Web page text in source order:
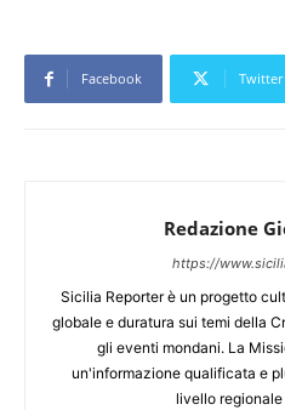
Facebook Twitter
Redazione
https://
Sicilia Reporter è un progetto
globale e duratura sui temi della
gli eventi mondani. La
un'informazione qualificata e
livello